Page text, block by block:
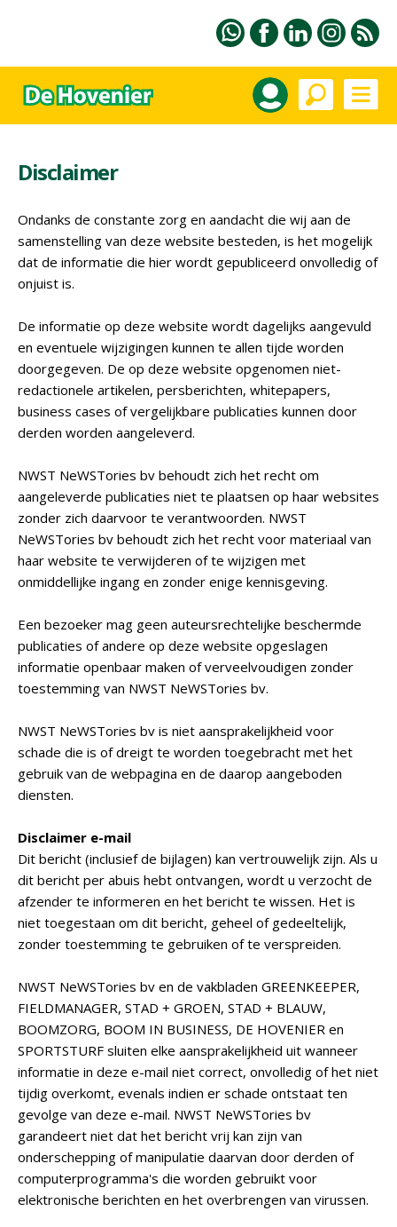
Disclaimer
Ondanks de constante zorg en aandacht die wij aan de
samenstelling van deze website besteden, is het mogelijk
dat de informatie die hier wordt gepubliceerd onvolledig of
onjuist is.
De informatie op deze website wordt dagelijks aangevuld
en eventuele wijzigingen kunnen te allen tijde worden
doorgegeven. De op deze website opgenomen niet-
redactionele artikelen, persberichten, whitepapers,
business cases of vergelijkbare publicaties kunnen door
derden worden aangeleverd.
NWST NeWSTories bv behoudt zich het recht om
aangeleverde publicaties niet te plaatsen op haar websites
zonder zich daarvoor te verantwoorden. NWST
NeWSTories bv behoudt zich het recht voor materiaal van
haar website te verwijderen of te wijzigen met
onmiddellijke ingang en zonder enige kennisgeving.
Een bezoeker mag geen auteursrechtelijke beschermde
publicaties of andere op deze website opgeslagen
informatie openbaar maken of verveelvoudigen zonder
toestemming van NWST NeWSTories bv.
NWST NeWSTories bv is niet aansprakelijkheid voor
schade die is of dreigt te worden toegebracht met het
gebruik van de webpagina en de daarop aangeboden
diensten.
Disclaimer e-mail
Dit bericht (inclusief de bijlagen) kan vertrouwelijk zijn. Als u
dit bericht per abuis hebt ontvangen, wordt u verzocht de
afzender te informeren en het bericht te wissen. Het is
niet toegestaan om dit bericht, geheel of gedeeltelijk,
zonder toestemming te gebruiken of te verspreiden.
NWST NeWSTories bv en de vakbladen GREENKEEPER,
FIELDMANAGER, STAD + GROEN, STAD + BLAUW,
BOOMZORG, BOOM IN BUSINESS, DE HOVENIER en
SPORTSTURF sluiten elke aansprakelijkheid uit wanneer
informatie in deze e-mail niet correct, onvolledig of het niet
tijdig overkomt, evenals indien er schade ontstaat ten
gevolge van deze e-mail. NWST NeWSTories bv
garandeert niet dat het bericht vrij kan zijn van
onderschepping of manipulatie daarvan door derden of
computerprogramma's die worden gebruikt voor
elektronische berichten en het overbrengen van virussen.